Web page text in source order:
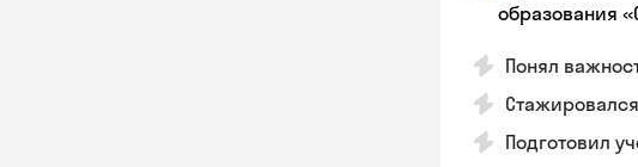
образования
Понял
Подготовил